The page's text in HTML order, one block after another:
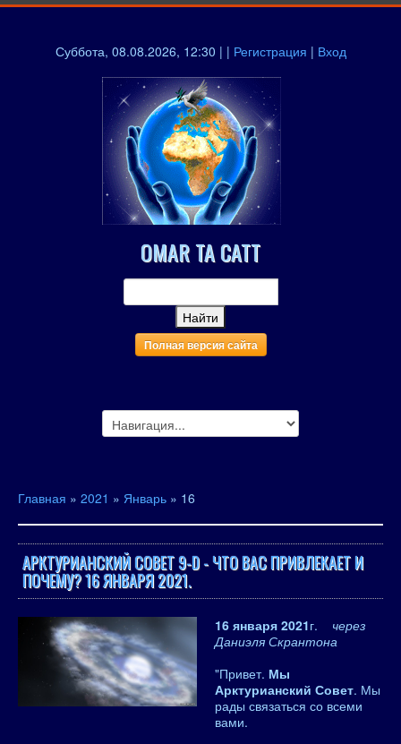
Суббота, 08.08.2026, 12:30 | | Регистрация | Вход
OMAR TA CATT
Полная версия сайта
Главная » 2021 » Январь » 16
АРКТУРИАНСКИЙ СОВЕТ 9-D - ЧТО ВАС ПРИВЛЕКАЕТ И
ПОЧЕМУ? 16 ЯНВАРЯ 2021.
16 января 2021г.
через
Даниэля Скрантона
"Привет. Мы
Арктурианский Совет. Мы
рады связаться со всеми
вами.